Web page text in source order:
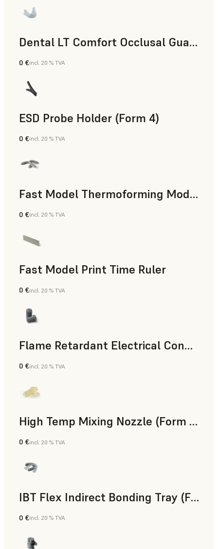
Dental LT Comfort Occlusal Guard (Form 4)
Dentaire
0 €incl. 20 % TVA
ESD Probe Holder (Form 4)
Ingénierie
0 €incl. 20 % TVA
Fast Model Thermoforming Model
Dentaire
0 €incl. 20 % TVA
Fast Model Print Time Ruler
Résine standard
0 €incl. 20 % TVA
Flame Retardant Electrical Connector (Form 4)
Ingénierie
0 €incl. 20 % TVA
High Temp Mixing Nozzle (Form 4)
Ingénierie
0 €incl. 20 % TVA
IBT Flex Indirect Bonding Tray (Form 4)
Dentaire
0 €incl. 20 % TVA